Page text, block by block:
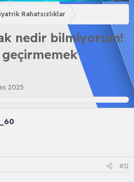
Rahatsızlıklar
nedir bilmiyorum!
2025
#31